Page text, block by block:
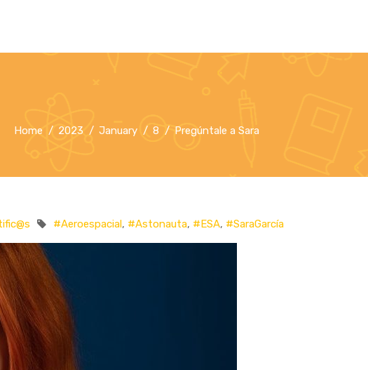
Home 2023 January 8 Pregúntale a Sara
#Aeroespacial, #Astonauta, #ESA, #SaraGarcía